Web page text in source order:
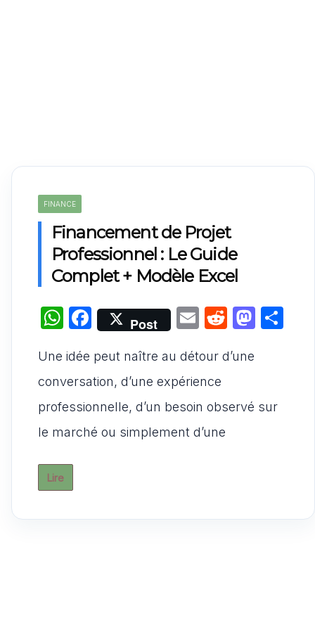
FINANCE
Financement de Projet
Professionnel : Le Guide
Complet + Modèle Excel
W
at
s
A
p
F
a
c
e
b
o
Post
E
ai
l
R
d
t
M
d
Une idée peut naître au détour d’une
conversation, d’une expérience
professionnelle, d’un besoin observé sur
le marché ou simplement d’une
Lire